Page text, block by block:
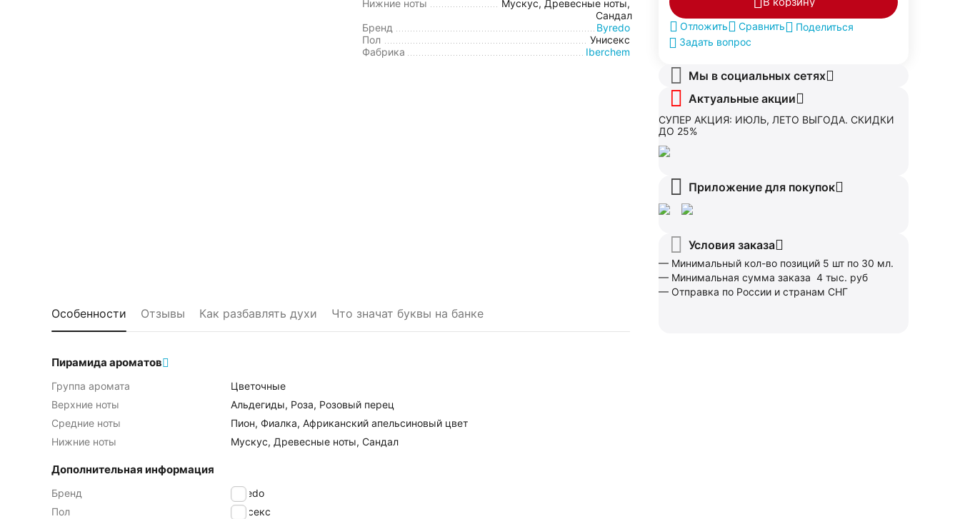
Нижние ноты
Мускус, Древесные ноты,
Сандал
Бренд
Byredo
Пол
Унисекс
Фабрика
Iberchem
Отложить Сравнить
Поделиться
Задать вопрос
Мы в социальных сетях
Актуальные акции
СУПЕР АКЦИЯ: ИЮЛЬ, ЛЕТО ВЫГОДА. СКИДКИ
ДО 25%
Приложение для покупок
Условия заказа
— Минимальный кол-во позиций 5 шт по 30 мл.
— Минимальная сумма заказа 4 тыс. руб
— Отправка по России и странам СНГ
Особенности Отзывы Как разбавлять духи Что значат буквы на банке
Пирамида ароматов
Группа аромата
Цветочные
Верхние ноты
Альдегиды, Роза, Розовый перец
Средние ноты
Пион, Фиалка, Африканский апельсиновый цвет
Нижние ноты
Мускус, Древесные ноты, Сандал
Дополнительная информация
Бренд
Byredo
Пол
Унисекс